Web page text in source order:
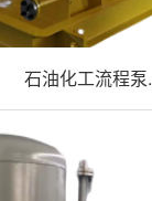
石油化工流程泵.